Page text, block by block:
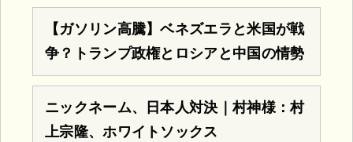
【ガソリン高騰】ベネズエラと米国が戦
争？トランプ政権とロシアと中国の情勢
ニックネーム、日本人対決｜村神様：村
上宗隆、ホワイトソックス